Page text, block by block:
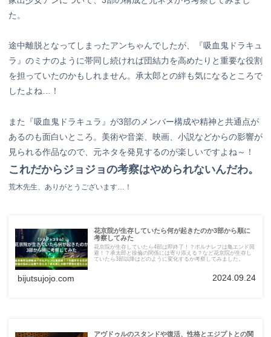
た。
途中離脱となってしまったアンちゃんでしたが、『吸血鬼ドラキュ
ラ』のミナのように帯同し続ければ団結力を高めたりと重要な役割
を担っていたのかもしれません。承太郎との絆も気になるところで
したよね…！
また『吸血鬼ドラキュラ』が3部のメンバー構成や精神と共通点が
あるのも面白いところ。美術や音楽、映画、小説などからの影響が
見られる作品なので、元ネタを発見するのが楽しいですよね～！
これだからジョジョの考察はやめられないんだわ。
荒木先生、ありがとうございます…！
花京院が生存していたら何が起きたのか3部から順に
考察してみた
花京院が生存していたら4部は即終了！？ポルナレフは亀エンド回
避！？承太郎と徐倫の関係には寄り添える？など花京院が生存し
ていたら3部以降はどのように変化するか考察してみました。
bijutsujojo.com 2024.09.24
アヴドゥルのスタンドや復活、性格とエジプトとの関